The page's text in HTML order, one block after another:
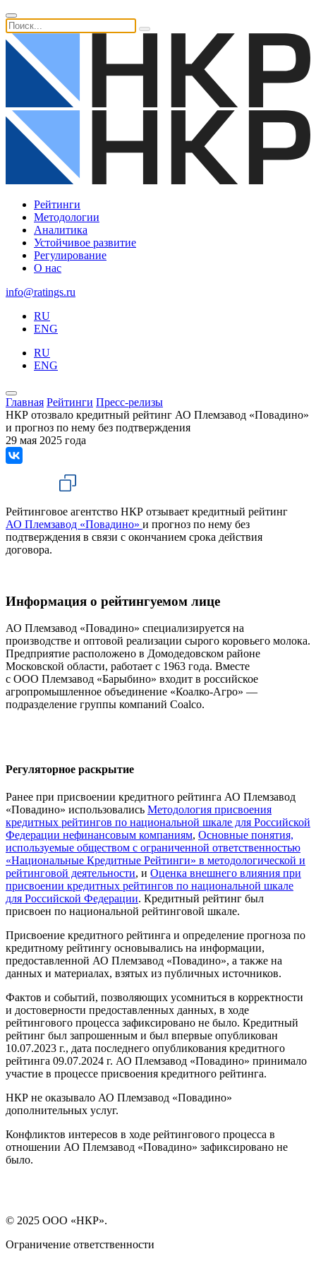
Рейтинги
Методологии
Аналитика
Устойчивое развитие
Регулирование
О нас
info@ratings.ru
RU
ENG
RU
ENG
Главная Рейтинги Пресс-релизы
НКР отозвало кредитный рейтинг АО Племзавод «Повадино»
и прогноз по нему без подтверждения
29 мая 2025 года
Рейтинговое агентство НКР отзывает кредитный рейтинг
АО Племзавод «Повадино» и прогноз по нему без
подтверждения в связи с окончанием срока действия
договора.
Информация о рейтингуемом лице
АО Племзавод «Повадино» специализируется на
производстве и оптовой реализации сырого коровьего молока.
Предприятие расположено в Домодедовском районе
Московской области, работает с 1963 года. Вместе
с ООО Племзавод «Барыбино» входит в российское
агропромышленное объединение «Коалко-Агро» —
подразделение группы компаний Coalco.
Регуляторное раскрытие
Ранее при присвоении кредитного рейтинга АО Племзавод
«Повадино» использовались Методология присвоения
кредитных рейтингов по национальной шкале для Российской
Федерации нефинансовым компаниям, Основные понятия,
используемые обществом с ограниченной ответственностью
«Национальные Кредитные Рейтинги» в методологической и
рейтинговой деятельности, и Оценка внешнего влияния при
присвоении кредитных рейтингов по национальной шкале
для Российской Федерации. Кредитный рейтинг был
присвоен по национальной рейтинговой шкале.
Присвоение кредитного рейтинга и определение прогноза по
кредитному рейтингу основывались на информации,
предоставленной АО Племзавод «Повадино», а также на
данных и материалах, взятых из публичных источников.
Фактов и событий, позволяющих усомниться в корректности
и достоверности предоставленных данных, в ходе
рейтингового процесса зафиксировано не было. Кредитный
рейтинг был запрошенным и был впервые опубликован
10.07.2023 г., дата последнего опубликования кредитного
рейтинга 09.07.2024 г. АО Племзавод «Повадино» принимало
участие в процессе присвоения кредитного рейтинга.
НКР не оказывало АО Племзавод «Повадино»
дополнительных услуг.
Конфликтов интересов в ходе рейтингового процесса в
отношении АО Племзавод «Повадино» зафиксировано не
было.
© 2025 ООО «НКР».
Ограничение ответственности